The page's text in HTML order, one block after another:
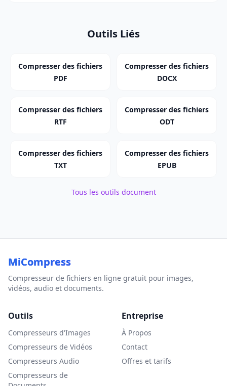
Outils Liés
Compresser des fichiers
PDF
Compresser des fichiers
DOCX
Compresser des fichiers
RTF
Compresser des fichiers
ODT
Compresser des fichiers
TXT
Compresser des fichiers
EPUB
Tous les outils document
MiCompress
Compresseur de fichiers en ligne gratuit pour images,
vidéos, audio et documents.
Outils
Compresseurs d'Images
Compresseurs de Vidéos
Compresseurs Audio
Compresseurs de
Entreprise
À Propos
Contact
Offres et tarifs